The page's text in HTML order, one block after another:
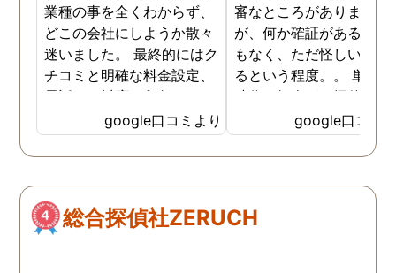
業種の事を全くわからず、
どこの会社にしようか散々
迷いました。 最終的にはク
チコミと明確な料金設定、
電話での対応、印象でこち
らに決めました。 最初から
私の話をしっかりと聞いて
くださり、穏やかで優しく
調査開始からとても細かく
報告をいただき、全信頼を
google口コミより
審なところがありました
が、何か確証があるわけ
もなく、ただ怪しい気が
るという程度。。 単身
時代の知人が、探偵に依
して証拠をつかんで離婚
たという話を思い出し、
色々なホームページを見
大きな金額を費やすこと
どこにお願いしたらいい
google口コミ
総合探偵社ZERUCH